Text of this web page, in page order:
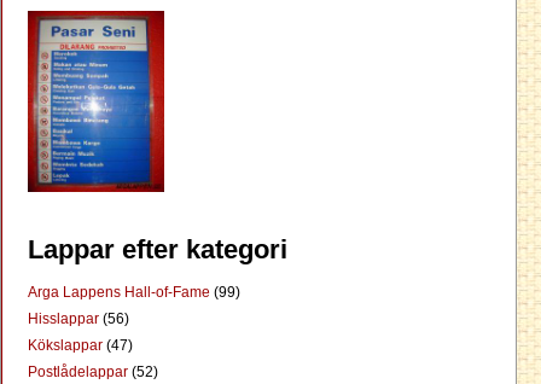
Lappar efter kategori
Arga Lappens Hall-of-Fame (99)
Hisslappar (56)
Kökslappar (47)
Postlådelappar (52)